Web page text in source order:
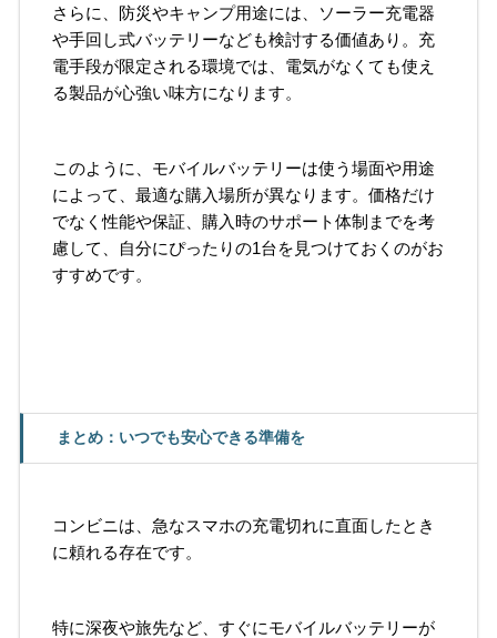
さらに、防災やキャンプ用途には、ソーラー充電器
や手回し式バッテリーなども検討する価値あり。充
電手段が限定される環境では、電気がなくても使え
る製品が心強い味方になります。
このように、モバイルバッテリーは使う場面や用途
によって、最適な購入場所が異なります。価格だけ
でなく性能や保証、購入時のサポート体制までを考
慮して、自分にぴったりの1台を見つけておくのがお
すすめです。
まとめ：いつでも安心できる準備を
コンビニは、急なスマホの充電切れに直面したとき
に頼れる存在です。
特に深夜や旅先など、すぐにモバイルバッテリーが